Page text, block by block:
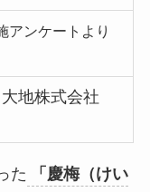
アンケートより
地株式会社
た
「慶梅（けい